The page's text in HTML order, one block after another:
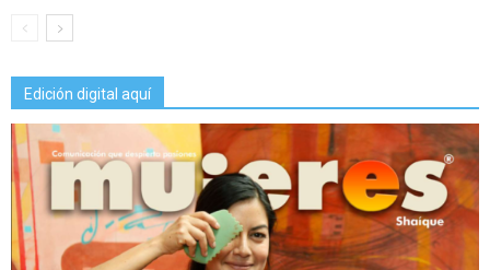
Edición digital aquí